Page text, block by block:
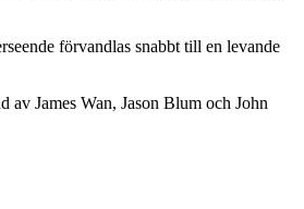
förvandlas snabbt till en levande
James Wan, Jason Blum och John